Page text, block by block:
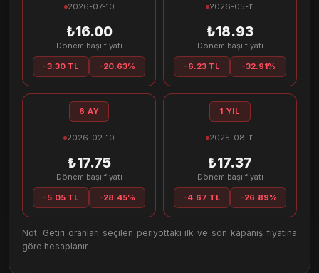
2026-07-10
₺16.00
Dönem başı fiyatı
-3.30 TL -20.63%
2026-05-11
₺18.93
Dönem başı fiyatı
-6.23 TL -32.91%
6 AY
2026-02-10
₺17.75
Dönem başı fiyatı
-5.05 TL -28.45%
1 YIL
2025-08-11
₺17.37
Dönem başı fiyatı
-4.67 TL -26.89%
Not: Getiri oranları seçilen periyottaki ilk ve son kapanış fiyatına
göre hesaplanır.